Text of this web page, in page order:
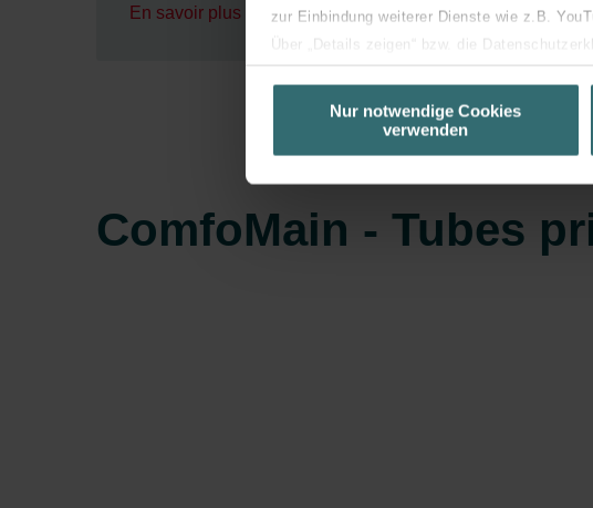
zur Einbindung weiterer Dienste wie z.B.
Über „Details zeigen“ bzw. die
unserer Website verwenden, um Ihnen die
basierend auf Ihren Interessen zur
Datenschutzerklärung widerrufen.
Datenschutzerklärung der Zehnder Group
Zehnder Group AG: Data Privacy
Nur notwendige Cookies
verwenden
En savoir plus
ComfoMain - Tubes